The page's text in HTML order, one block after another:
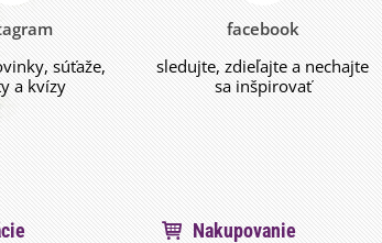
súťaže,
a kvízy
facebook
sledujte, zdieľajte a nechajte
sa inšpirovať
Nakupovanie